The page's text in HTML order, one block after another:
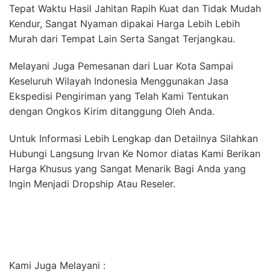
Tepat Waktu Hasil Jahitan Rapih Kuat dan Tidak Mudah
Kendur, Sangat Nyaman dipakai Harga Lebih Lebih
Murah dari Tempat Lain Serta Sangat Terjangkau.
Melayani Juga Pemesanan dari Luar Kota Sampai
Keseluruh Wilayah Indonesia Menggunakan Jasa
Ekspedisi Pengiriman yang Telah Kami Tentukan
dengan Ongkos Kirim ditanggung Oleh Anda.
Untuk Informasi Lebih Lengkap dan Detailnya Silahkan
Hubungi Langsung Irvan Ke Nomor diatas Kami Berikan
Harga Khusus yang Sangat Menarik Bagi Anda yang
Ingin Menjadi Dropship Atau Reseler.
Kami Juga Melayani :